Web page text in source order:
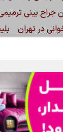
جراح بینی
در تهران